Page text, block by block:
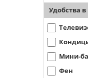
Удобства
Мини-
Фен